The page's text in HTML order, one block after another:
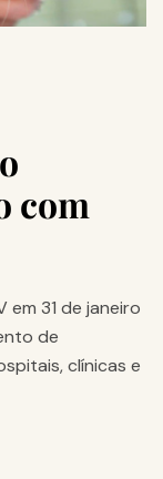
com
em 31 de janeiro
de
clínicas e